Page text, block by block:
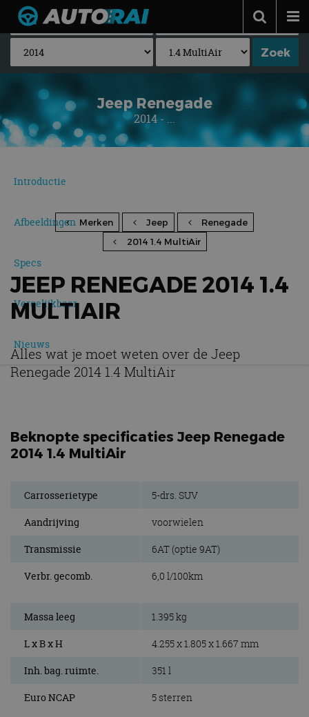
Autonieuws
Podcast
Autotests
Automerken
Adverteren
Contact
Jeep Renegade
2014 - ...
Introductie
Afbeeldingen
Specs
Vergelijkbaar
Nieuws
Merken Jeep
Renegade
2014 1.4 MultiAir
JEEP RENEGADE 2014 1.4
MULTIAIR
Alles wat je moet weten over de Jeep
Renegade 2014 1.4 MultiAir
Beknopte specificaties Jeep Renegade
2014 1.4 MultiAir
Carrosserietype 5-drs. SUV
Aandrijving voorwielen
Transmissie 6AT (optie 9AT)
Verbr. gecomb. 6,0 l/100km
Massa leeg 1.395 kg
L x B x H 4.255 x 1.805 x 1.667 mm
Inh. bag. ruimte. 351 l
Euro NCAP 5 sterren